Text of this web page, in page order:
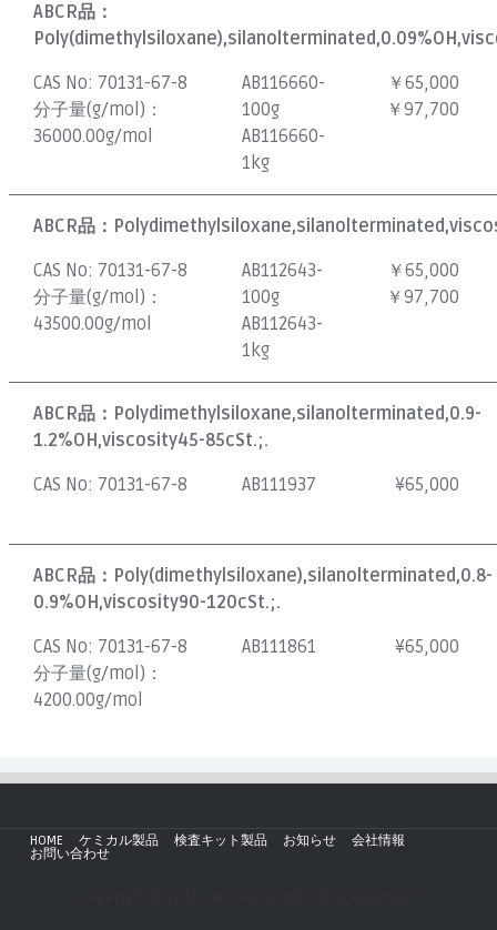
ABCR品：
CAS No: 70131-67-8
分子量(g/mol)：
36000.00g/mol
AB116660-
100g
AB116660-
1kg
￥65,000
￥97,700
ABCR品：
CAS No: 70131-67-8
分子量(g/mol)：
43500.00g/mol
AB112643-
100g
AB112643-
1kg
￥65,000
￥97,700
ABCR品： Polydimethylsiloxane,silanolterminated,0.9-
1.2%OH,viscosity45-85cSt.;.
CAS No: 70131-67-8 AB111937 ¥65,000
ABCR品： Poly(dimethylsiloxane),silanolterminated,0.8-
0.9%OH,viscosity90-120cSt.;.
CAS No: 70131-67-8
分子量(g/mol)：
4200.00g/mol
AB111861 ¥65,000
HOME ケミカル製品 検査キット製品 お知らせ
会社情報
お問い合わせ